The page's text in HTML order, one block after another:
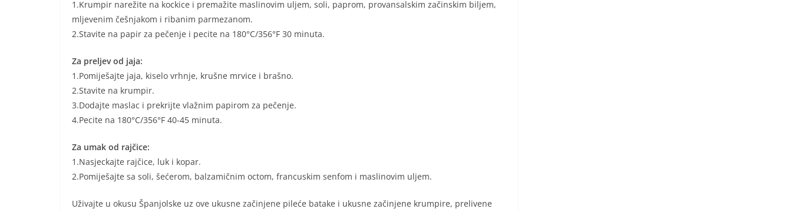
1.Krumpir narežite na kockice i premažite maslinovim uljem, soli, paprom, provansalskim začinskim biljem,
mljevenim češnjakom i ribanim parmezanom.
2.Stavite na papir za pečenje i pecite na 180°C/356°F 30 minuta.
Za preljev od jaja:
1.Pomiješajte jaja, kiselo vrhnje, krušne mrvice i brašno.
2.Stavite na krumpir.
3.Dodajte maslac i prekrijte vlažnim papirom za pečenje.
4.Pecite na 180°C/356°F 40-45 minuta.
Za umak od rajčice:
1.Nasjeckajte rajčice, luk i kopar.
2.Pomiješajte sa soli, šećerom, balzamičnim octom, francuskim senfom i maslinovim uljem.
Uživajte u okusu Španjolske uz ove ukusne začinjene pileće batake i ukusne začinjene krumpire, prelivene